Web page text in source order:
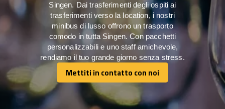
Singen. Dai trasferimenti degli ospiti ai
trasferimenti verso la location, i nostri
minibus di lusso offrono un trasporto
comodo in tutta Singen. Con pacchetti
personalizzabili e uno staff amichevole,
rendiamo il tuo grande giorno senza stress.
Mettiti in contatto con noi
Mettiti in contatto con noi